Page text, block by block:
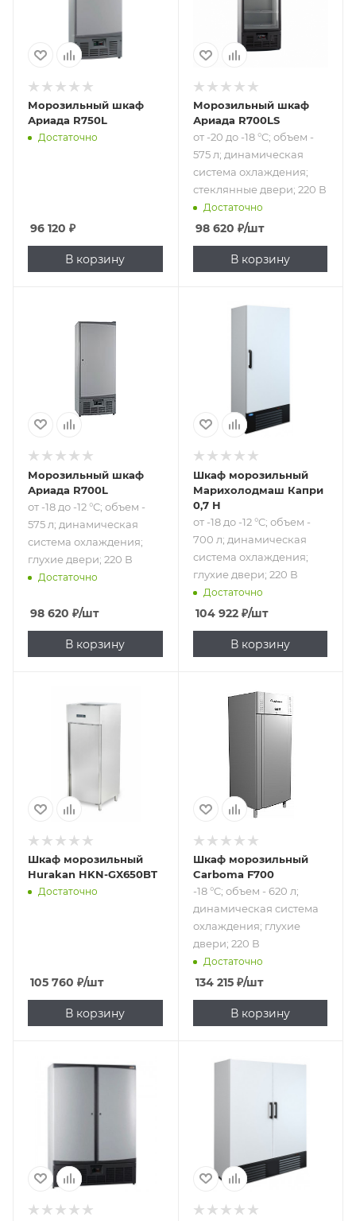
Морозильный шкаф
Ариада R750L
Достаточно
96 120 ₽
В корзину
охлаждения;
стеклянные
двери; 220 В
Морозильный шкаф
Ариада R700LS
от -20 до -18 °C; объем -
575 л; динамическая
система охлаждения;
стеклянные двери; 220 В
Достаточно
98 620 ₽/шт
В корзину
от -18 до -12 °C;
объем - 575 л;
динамическая
глухие двери; 220
В
Морозильный шкаф
Ариада R700L
от -18 до -12 °C; объем -
575 л; динамическая
система охлаждения;
глухие двери; 220 В
Достаточно
98 620 ₽/шт
В корзину
Подпись к товару
динамическая
глухие двери; 220
В
Шкаф морозильный
Марихолодмаш Капри
0,7 Н
от -18 до -12 °C; объем -
700 л; динамическая
система охлаждения;
глухие двери; 220 В
Достаточно
104 922₽/шт
В корзину
Шкаф морозильный
Hurakan HKN-GX650BT
Достаточно
105 760 ₽/шт
В корзину
Подпись к товару
-18 °C; объем - 620
л; динамическая
система
охлаждения;
глухие двери; 220
Шкаф морозильный
Carboma F700
-18 °C; объем - 620 л;
динамическая система
охлаждения; глухие
двери; 220 В
Достаточно
134 215₽/шт
В корзину
Подпись к товару
динамическая
глухие двери; 220
В
Подпись к товару
глухие двери; 220
В